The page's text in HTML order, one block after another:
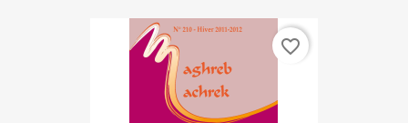
favorite_border